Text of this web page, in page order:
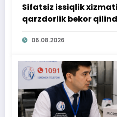
Sifatsiz issiqlik
qarzdorlik bekor
06.08.2026